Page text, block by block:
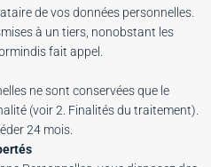
de vos données personnelles.
à un tiers, nonobstant les
fait appel.
ne sont conservées que le
(voir 2. Finalités du traitement).
24 mois.